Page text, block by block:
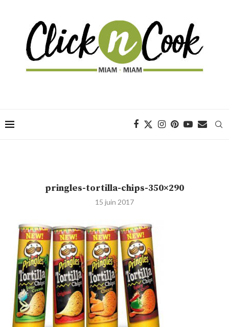
pringles-tortilla-chips-350×290
15 juin 2017